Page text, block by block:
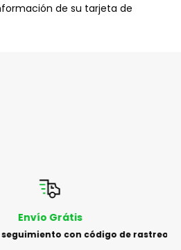
de su tarjeta de
Envío Grátis
con código de rastreo